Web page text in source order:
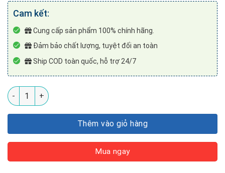
Cam kết:
Cung cấp sản phẩm 100% chính hãng.
Đảm bảo chất lượng, tuyệt đối an toàn
Ship COD toàn quốc, hỗ trợ 24/7
Combo 4 vị thanh gạo lứt ngũ cốc NLF số lượng
Thêm vào giỏ hàng
Mua ngay